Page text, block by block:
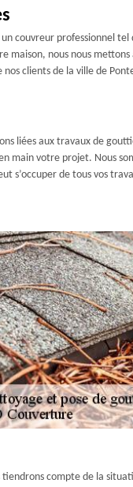
couvreur professionnel
maison, nous nous
clients de la ville de
liées aux travaux de
main votre projet. Nous
s’occuper de tous vos
tiendrons compte de la